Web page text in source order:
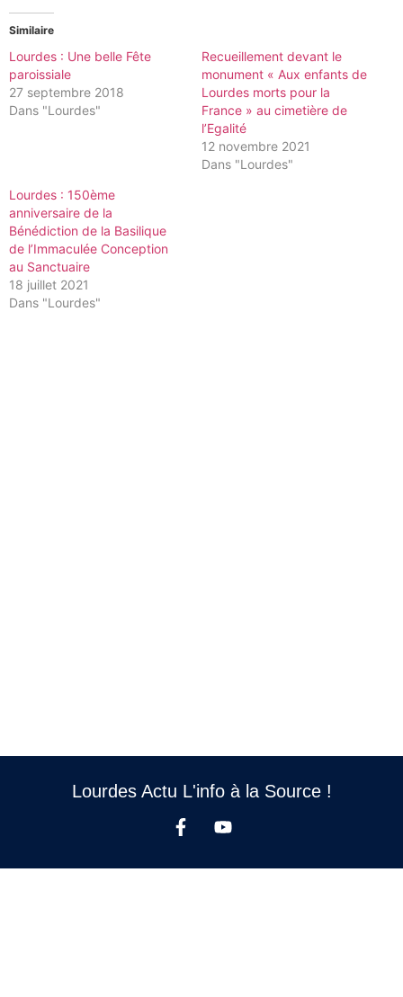
Similaire
Lourdes : Une belle Fête
paroissiale
27 septembre 2018
Dans "Lourdes"
Recueillement devant le
monument « Aux enfants de
Lourdes morts pour la
France » au cimetière de
l’Egalité
12 novembre 2021
Dans "Lourdes"
Lourdes : 150ème
anniversaire de la
Bénédiction de la Basilique
de l’Immaculée Conception
au Sanctuaire
18 juillet 2021
Dans "Lourdes"
Lourdes Actu L'info à la Source !